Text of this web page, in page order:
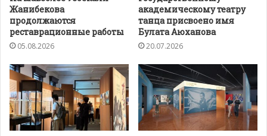
Жанибекова
продолжаются
реставрационные работы
05.08.2026
академическому театру
танца присвоено имя
Булата Аюханова
20.07.2026